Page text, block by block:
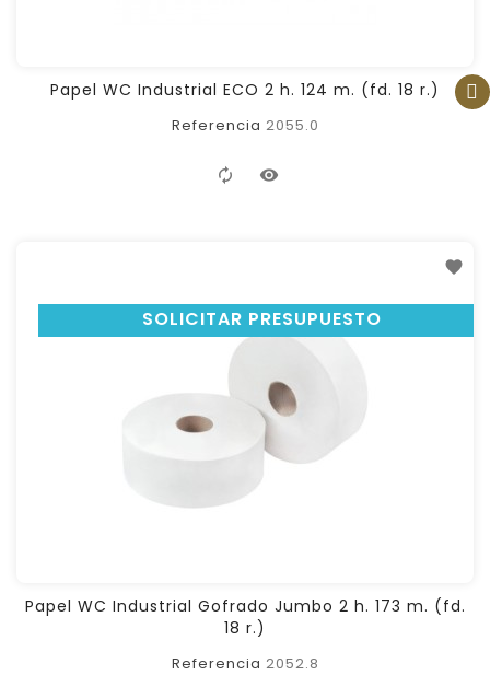
Papel WC Industrial ECO 2 h. 124 m. (fd. 18 r.)
Referencia 2055.0
SOLICITAR PRESUPUESTO
Papel WC Industrial Gofrado Jumbo 2 h. 173 m. (fd.
18 r.)
Referencia 2052.8